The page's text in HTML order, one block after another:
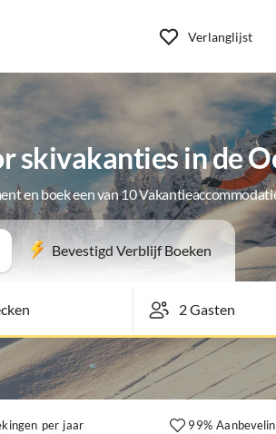
Verlanglijst
skivakanties in de
en boek een van 10
Bevestigd Verblijf Boeken
per jaar 99%